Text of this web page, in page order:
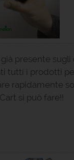
presente
tutti i prodotti
rapidamente
si può fare!!